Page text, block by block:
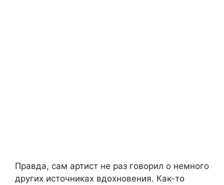
Правда, сам артист не раз говорил о немного
других источниках вдохновения. Как-то